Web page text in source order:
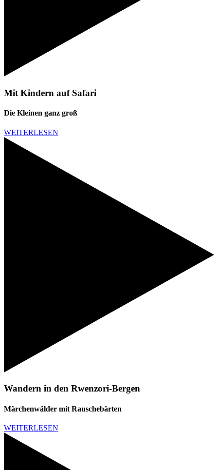
Mit Kindern auf Safari
Die Kleinen ganz groß
WEITERLESEN
Wandern in den Rwenzori-Bergen
Märchenwälder mit Rauschebärten
WEITERLESEN